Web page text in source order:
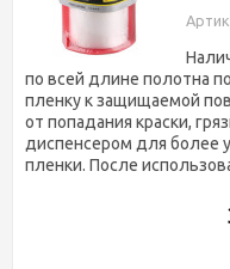
по всей длине полотна
пленку к защищаемой
от попадания краски,
диспенсером для более
пленки. После